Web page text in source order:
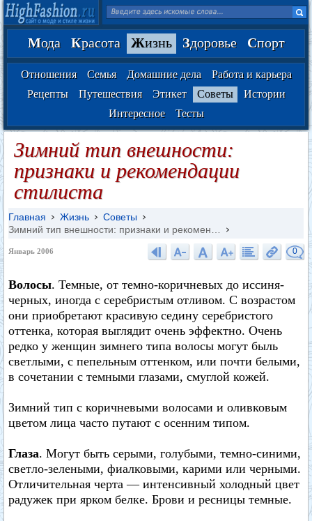
Мода Красота Жизнь Здоровье Спорт
Отношения Семья Домашние дела
Работа и карьера
Рецепты
Путешествия Этикет Советы
Истории
Интересное
Тесты
Зимний тип внешности:
признаки и рекомендации
стилиста
Главная Жизнь
Советы
Зимний тип внешности: признаки и рекомен…
Январь 2006 0
Волосы. Темные, от темно-коричневых до иссиня-
черных, иногда с серебристым отливом. С возрастом
они приобретают красивую седину серебристого
оттенка, которая выглядит очень эффектно. Очень
редко у женщин зимнего типа волосы могут быль
светлыми, с пепельным оттенком, или почти белыми,
в сочетании с темными глазами, смуглой кожей.
Зимний тип с коричневыми волосами и оливковым
цветом лица часто путают с осенним типом.
Глаза. Могут быть серыми, голубыми, темно-синими,
светло-зелеными, фиалковыми, карими или черными.
Отличительная черта — интенсивный холодный цвет
радужек при ярком белке. Брови и ресницы темные.